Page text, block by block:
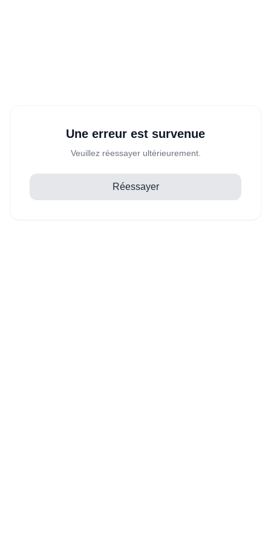
Une erreur est survenue
Veuillez réessayer ultérieurement.
Réessayer